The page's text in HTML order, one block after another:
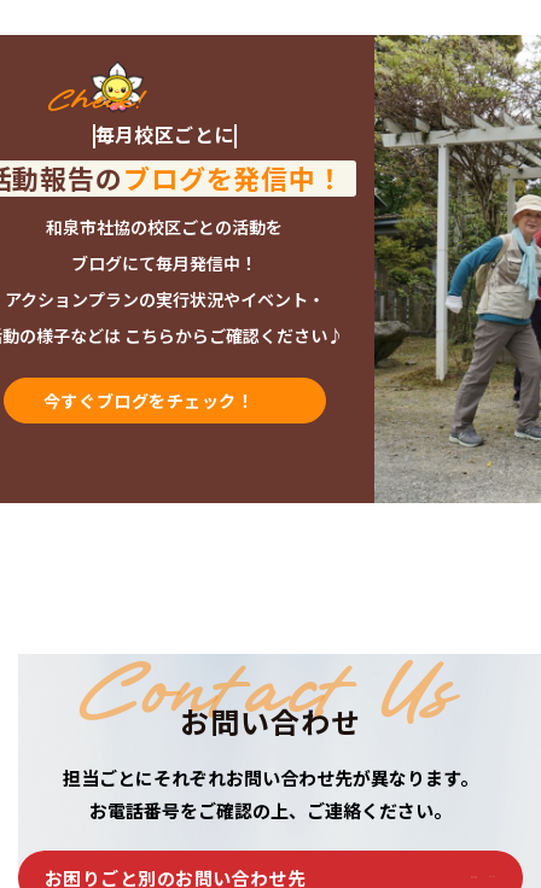
毎月校区ごとに
動報告のブログを発信中！
和泉市社協の校区ごとの活動を
ブログにて毎月発信中！
アクションプランの実行状況やイベント・
の様子などはこちらからご確認ください♪
今すぐブログをチェック！
Contact Us
お問い合わせ
担当ごとにそれぞれお問い合わせ先が異なります。
お電話番号をご確認の上、ご連絡ください。
お困りごと別のお問い合わせ先